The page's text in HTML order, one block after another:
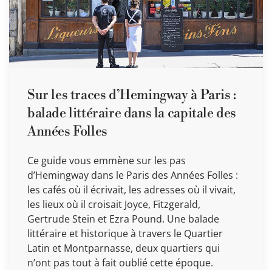
Sur les traces d’Hemingway à Paris :
balade littéraire dans la capitale des
Années Folles
Ce guide vous emmène sur les pas
d’Hemingway dans le Paris des Années Folles :
les cafés où il écrivait, les adresses où il vivait,
les lieux où il croisait Joyce, Fitzgerald,
Gertrude Stein et Ezra Pound. Une balade
littéraire et historique à travers le Quartier
Latin et Montparnasse, deux quartiers qui
n’ont pas tout à fait oublié cette époque.